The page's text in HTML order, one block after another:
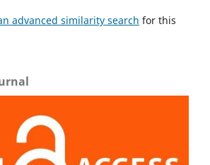
advanced similarity search for this